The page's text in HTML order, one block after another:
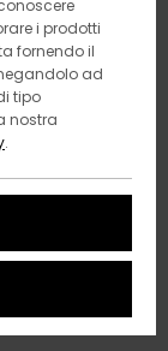
i prodotti
fornendo il
ad
tipo
nostra
.